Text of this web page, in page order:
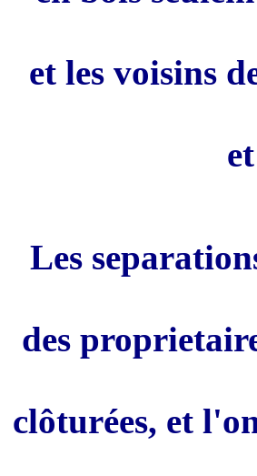
et les voisins
Les separati
des proprie
clôturées, et l'